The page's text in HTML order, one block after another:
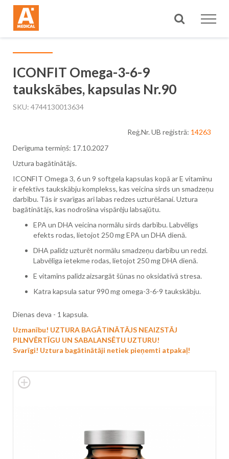
Meklēt
ICONFIT Omega-3-6-9
taukskābes, kapsulas Nr.90
SKU 4744130013634
Reģ.Nr. UB reģistrā: 14263
Derīguma termiņš: 17.10.2027
Uztura bagātinātājs.
ICONFIT Omega 3, 6 un 9 softgela kapsulas kopā ar E vitamīnu
ir efektīvs taukskābju komplekss, kas veicina sirds un smadzeņu
darbību. Tās ir svarīgas arī labas redzes uzturēšanai. Uztura
bagātinātājs, kas nodrošina vispārēju labsajūtu.
EPA un DHA veicina normālu sirds darbību. Labvēlīgs
efekts rodas, lietojot 250 mg EPA un DHA dienā.
DHA palīdz uzturēt normālu smadzeņu darbību un redzi.
Labvēlīga ietekme rodas, lietojot 250 mg DHA dienā.
E vitamīns palīdz aizsargāt šūnas no oksidatīvā stresa.
Katra kapsula satur 990 mg omega-3-6-9 taukskābju.
Dienas deva - 1 kapsula.
Uzmanību! UZTURA BAGĀTINĀTĀJS NEAIZSTĀJ
PILNVĒRTĪGU UN SABALANSĒTU UZTURU!
Svarīgi! Uztura bagātinātāji netiek pieņemti atpakaļ!
Skip
to